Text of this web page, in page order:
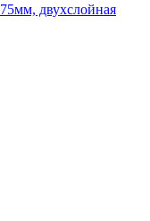
двухслойная